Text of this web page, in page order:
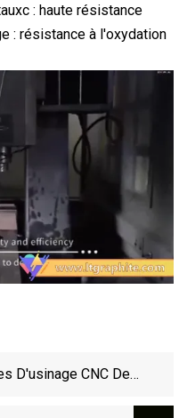
: haute résistance
: résistance à l'oxydation
D'usinage CNC De